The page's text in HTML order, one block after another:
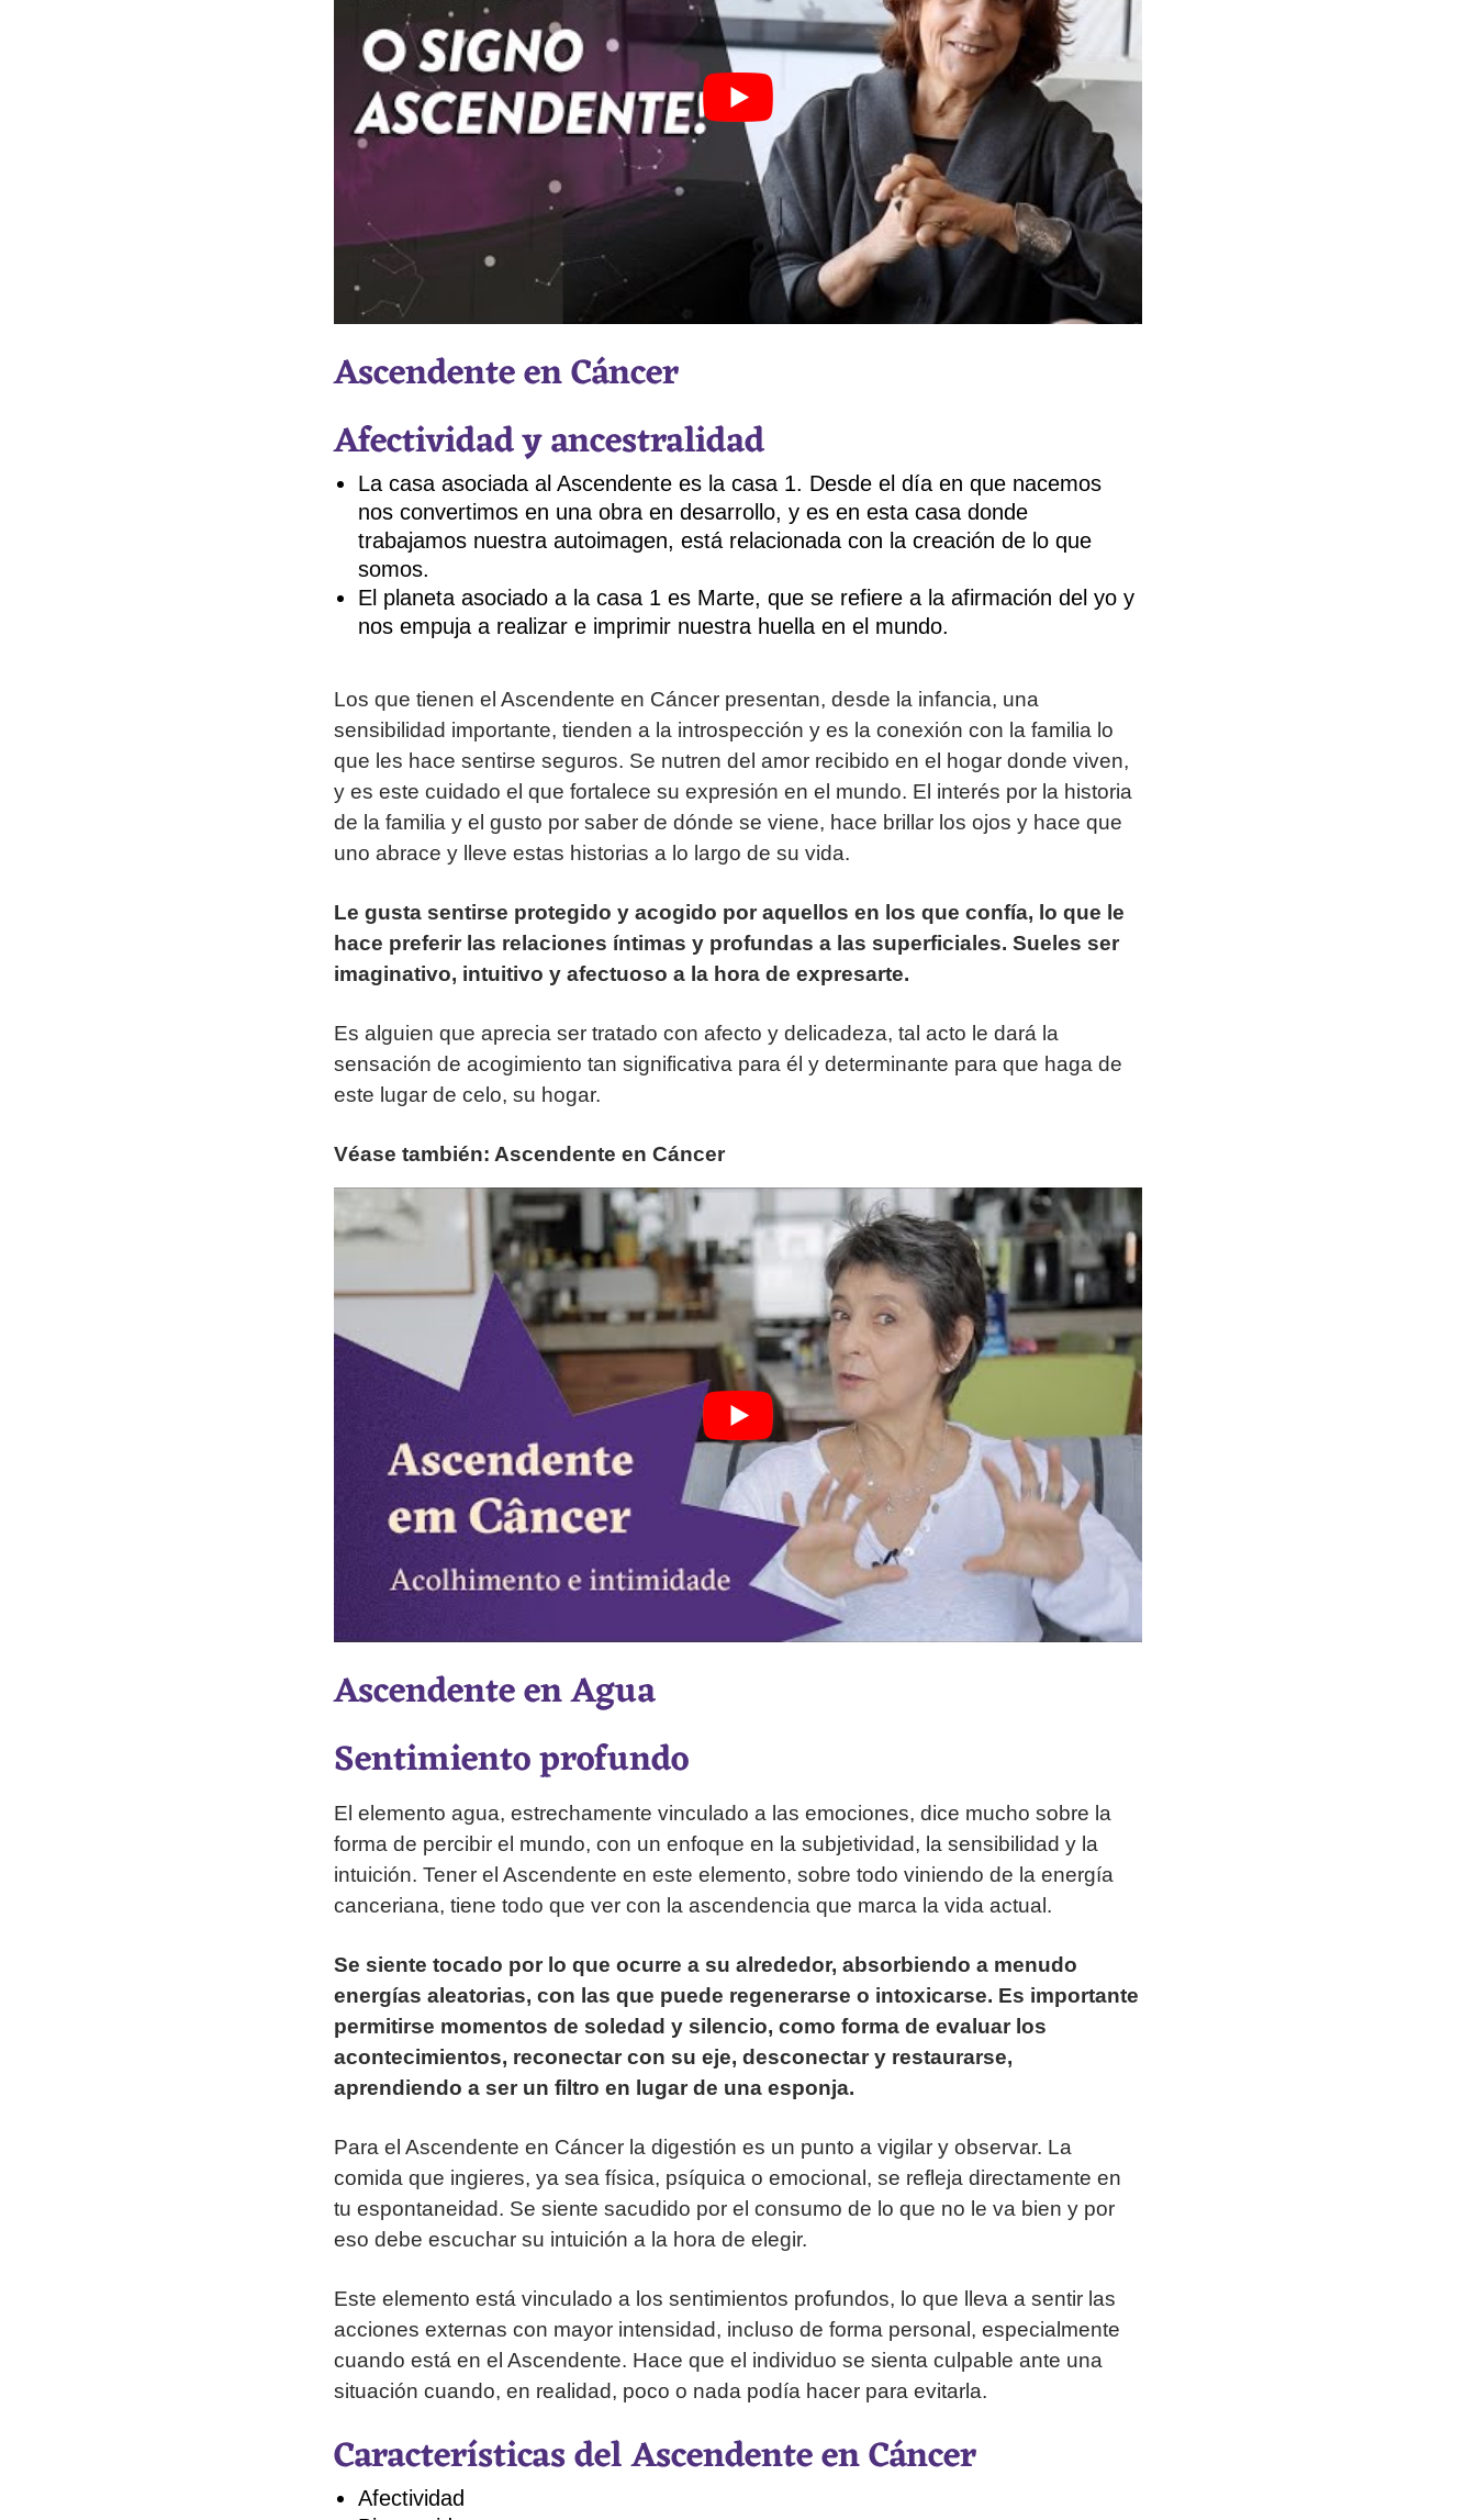
Ascendente en Cáncer
Afectividad y ancestralidad
La casa asociada al Ascendente es la casa 1. Desde el día en que nacemos
nos convertimos en una obra en desarrollo, y es en esta casa donde
trabajamos nuestra autoimagen, está relacionada con la creación de lo que
somos.
El planeta asociado a la casa 1 es Marte, que se refiere a la afirmación del yo y
nos empuja a realizar e imprimir nuestra huella en el mundo.
Los que tienen el Ascendente en Cáncer presentan, desde la infancia, una
sensibilidad importante, tienden a la introspección y es la conexión con la familia lo
que les hace sentirse seguros. Se nutren del amor recibido en el hogar donde viven,
y es este cuidado el que fortalece su expresión en el mundo. El interés por la historia
de la familia y el gusto por saber de dónde se viene, hace brillar los ojos y hace que
uno abrace y lleve estas historias a lo largo de su vida.
Le gusta sentirse protegido y acogido por aquellos en los que confía, lo que le
hace preferir las relaciones íntimas y profundas a las superficiales. Sueles ser
imaginativo, intuitivo y afectuoso a la hora de expresarte.
Es alguien que aprecia ser tratado con afecto y delicadeza, tal acto le dará la
sensación de acogimiento tan significativa para él y determinante para que haga de
este lugar de celo, su hogar.
Véase también: Ascendente en Cáncer
Ascendente en Agua
Sentimiento profundo
El elemento agua, estrechamente vinculado a las emociones, dice mucho sobre la
forma de percibir el mundo, con un enfoque en la subjetividad, la sensibilidad y la
intuición. Tener el Ascendente en este elemento, sobre todo viniendo de la energía
canceriana, tiene todo que ver con la ascendencia que marca la vida actual.
Se siente tocado por lo que ocurre a su alrededor, absorbiendo a menudo
energías aleatorias, con las que puede regenerarse o intoxicarse. Es importante
permitirse momentos de soledad y silencio, como forma de evaluar los
acontecimientos, reconectar con su eje, desconectar y restaurarse,
aprendiendo a ser un filtro en lugar de una esponja.
Para el Ascendente en Cáncer la digestión es un punto a vigilar y observar. La
comida que ingieres, ya sea física, psíquica o emocional, se refleja directamente en
tu espontaneidad. Se siente sacudido por el consumo de lo que no le va bien y por
eso debe escuchar su intuición a la hora de elegir.
Este elemento está vinculado a los sentimientos profundos, lo que lleva a sentir las
acciones externas con mayor intensidad, incluso de forma personal, especialmente
cuando está en el Ascendente. Hace que el individuo se sienta culpable ante una
situación cuando, en realidad, poco o nada podía hacer para evitarla.
Características del Ascendente en Cáncer
Afectividad